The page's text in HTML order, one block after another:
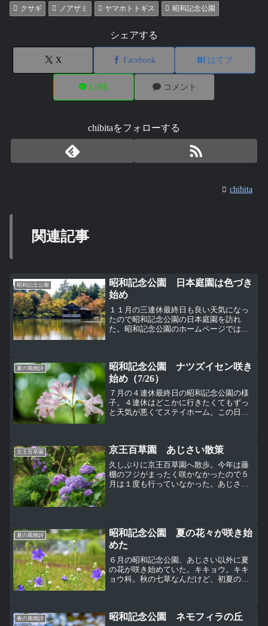
クサギ ノアザミ ヤマホトトギス 昭和記念公園
シェアする
X Facebook はてブ
LINE コメント
chibitaをフォローする
chibita
関連記事
昭和記念公園
昭和記念公園 日本庭園は色づき
始め
１１月の三連休最終日も良い天気になっ
たので昭和記念公園の日本庭園を訪れ
た。昭和記念公園のホームページでは色
中から見た池と橋。割と色づ...
夏の風物詩
昭和記念公園 ナツズイセン咲き
始め（7/26）
７月の４連休最終日の昭和記念公園の様
子。４連休はどこかに行きたくてもずっ
と天気が悪くてステイホーム。この日は
リポツリと雨が降りだした...
京王百草園 京王百草園 あじさい散策
久しぶりに京王百草園へ散歩。今年は藤
棚のフジがまったく咲かなかったので５
月は１度も行っていなかった。あじさい
夏の風物詩
昭和記念公園 夏の花々が咲き始
めた
６月の昭和記念公園、あじさい以外に夏
の花が咲き始めていた。キキョウ。キキ
ョウ科。秋の七草なんだけど、初夏の頃
ついて天高く登ることから...
春の風物詩 昭和記念公園 ネモフィラの丘